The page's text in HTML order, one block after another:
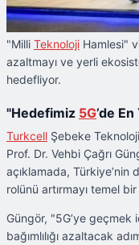
"Milli Teknoloji Hamlesi"
azaltmayı ve yerli
hedefliyor.
"Hedefimiz 5G’de
Turkcell Şebeke
Prof. Dr. Vehbi Çağrı
açıklamada,
rolünü artırmayı temel
Güngör, "5G’ye geçmek
bağımlılığı azaltacak